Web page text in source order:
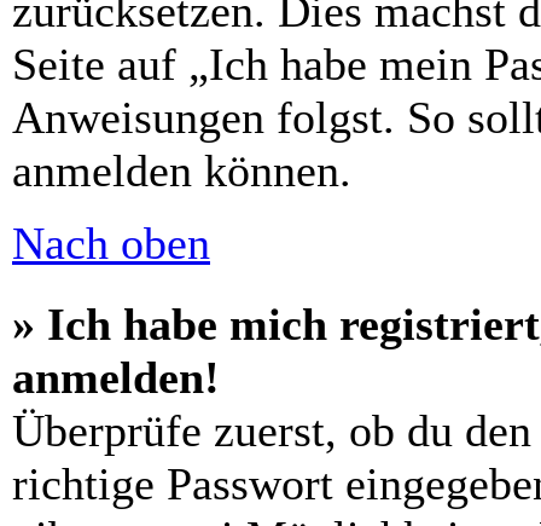
zurücksetzen. Dies machst
Seite auf „Ich habe mein
Anweisungen folgst. So
anmelden können.
Nach oben
» Ich habe mich
anmelden!
Überprüfe zuerst, ob du
richtige Passwort